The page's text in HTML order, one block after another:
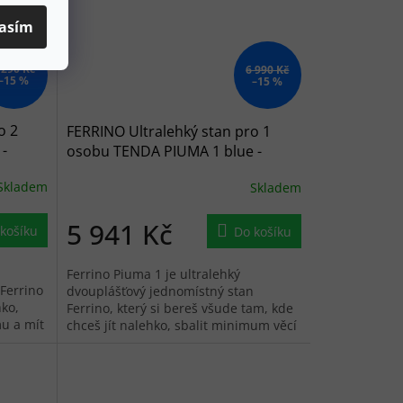
Kč
%
2
a mít
6 990 Kč
–15 %
FERRINO Ultralehký stan pro 1
osobu TENDA PIUMA 1 blue -
Skladem
5 941 Kč Do košíku
Ferrino Piuma 1 je ultralehký
dvouplášťový jednomístný stan
Ferrino, který si bereš všude tam, kde
chceš jít nalehko, sbalit minimum věcí